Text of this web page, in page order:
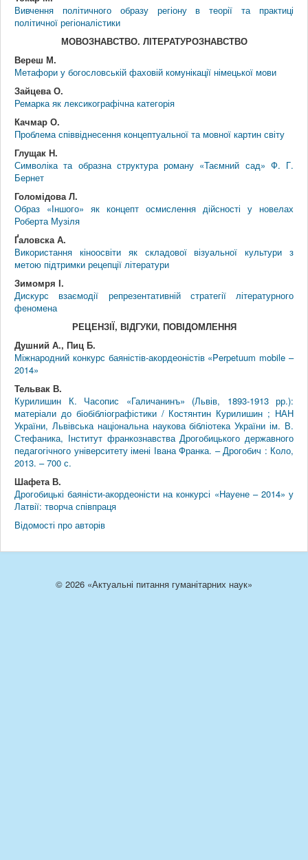
Вивчення політичного образу регіону в теорії та практиці
політичної регіоналістики
МОВОЗНАВСТВО. ЛІТЕРАТУРОЗНАВСТВО
Вереш М.
Метафори у богословській фаховій комунікації німецької мови
Зайцева О.
Ремарка як лексикографічна категорія
Качмар О.
Проблема співвіднесення концептуальної та мовної картин світу
Глущак Н.
Символіка та образна структура роману «Таємний сад» Ф. Г.
Бернет
Голомідова Л.
Образ «Іншого» як концепт осмислення дійсності у новелах
Роберта Музіля
Ґаловска А.
Використання кіноосвіти як складової візуальної культури з
метою підтримки рецепції літератури
Зимомря І.
Дискурс взаємодії репрезентативній стратегії літературного
феномена
РЕЦЕНЗІЇ, ВІДГУКИ, ПОВІДОМЛЕННЯ
Душний А., Пиц Б.
Міжнародний конкурс баяністів-акордеоністів «Perpetuum mobile –
2014»
Тельвак В.
Курилишин К. Часопис «Галичанинъ» (Львів, 1893-1913 рр.):
матеріали до біобібліографістики / Костянтин Курилишин ; НАН
України, Львівська національна наукова бібліотека України ім. В.
Стефаника, Інститут франкознавства Дрогобицького державного
педагогічного університету імені Івана Франка. – Дрогобич : Коло,
2013. – 700 с.
Шафета В.
Дрогобицькі баяністи-акордеоністи на конкурсі «Науене – 2014» у
Латвії: творча співпраця
Відомості про авторів
© 2026 «Актуальні питання гуманітарних наук»